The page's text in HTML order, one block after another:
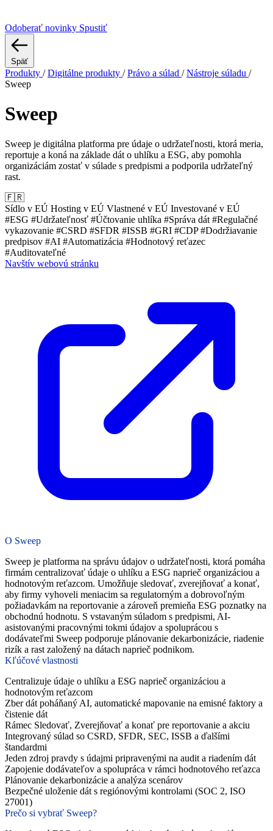
Odoberať novinky Spustiť
Späť
Produkty / Digitálne produkty / Právo a súlad / Nástroje súladu /
Sweep
Sweep
Sweep je digitálna platforma pre údaje o udržateľnosti, ktorá meria,
reportuje a koná na základe dát o uhlíku a ESG, aby pomohla
organizáciám zostať v súlade s predpismi a podporila udržateľný
rast.
🇫🇷
Sídlo v EÚ Hosting v EÚ Vlastnené v EÚ Investované v EÚ
#ESG #Udržateľnosť #Účtovanie uhlíka #Správa dát #Regulačné
vykazovanie #CSRD #SFDR #ISSB #GRI #CDP#Dodržiavanie
predpisov #AI #Automatizácia #Hodnotový reťazec
#Auditovateľné
Navštív webovú stránku
O Sweep
Sweep je platforma na správu údajov o udržateľnosti, ktorá pomáha
firmám centralizovať údaje o uhlíku a ESG naprieč organizáciou a
hodnotovým reťazcom. Umožňuje sledovať, zverejňovať a konať,
aby firmy vyhoveli meniacim sa regulatorným a dobrovoľným
požiadavkám na reportovanie a zároveň premieňa ESG poznatky na
obchodnú hodnotu. S vstavaným súladom s predpismi, AI-
asistovanými pracovnými tokmi údajov a spoluprácou s
dodávateľmi Sweep podporuje plánovanie dekarbonizácie, riadenie
rizík a rast založený na dátach naprieč podnikom.
Kľúčové vlastnosti
Centralizuje údaje o uhlíku a ESG naprieč organizáciou a
hodnotovým reťazcom
Zber dát poháňaný AI, automatické mapovanie na emisné faktory a
čistenie dát
Rámec Sledovať, Zverejňovať a konať pre reportovanie a akciu
Integrovaný súlad so CSRD, SFDR, SEC, ISSB a ďalšími
štandardmi
Jeden zdroj pravdy s údajmi pripravenými na audit a riadením dát
Zapojenie dodávateľov a spolupráca v rámci hodnotového reťazca
Plánovanie dekarbonizácie a analýza scenárov
Bezpečné uloženie dát s regiónovými kontrolami (SOC 2, ISO
27001)
Prečo si vybrať Sweep?